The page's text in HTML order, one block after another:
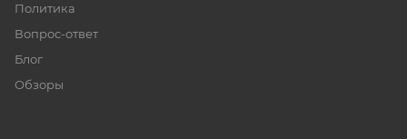
Политика
Вопрос-ответ
Блог
Обзоры